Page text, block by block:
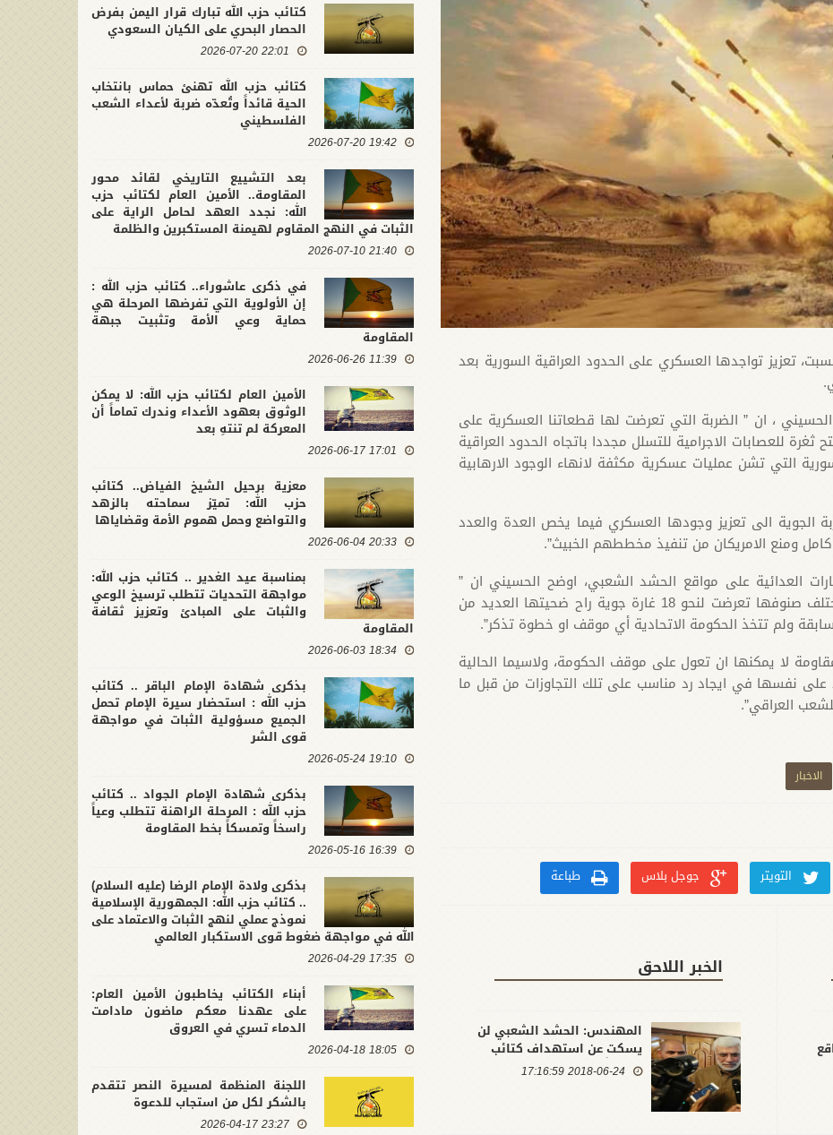
تعزيز تواجدها العسكري على الحدود العراقية السورية بعد
، ان ” الضربة التي تعرضت لها قطعاتنا العسكرية على
للعصابات الاجرامية للتسلل مجددا باتجاه الحدود العراقية
التي تشن عمليات عسكرية مكثفة لانهاء الوجود الارهابية
الجوية الى تعزيز وجودها العسكري فيما يخص العدة والعدد
ومنع الامريكان من تنفيذ مخططهم الخبيث”.
العدائية على مواقع الحشد الشعبي، اوضح الحسيني ان ”
مواقع المقاومة والقوات الامنية العراقية بمختلف صنوفها تعرضت لنحو 18 غارة جوية راح ضحيتها العديد من
ولم تتخذ الحكومة الاتحادية أي موقف او خطوة تذكر”.
لا يمكنها ان تعول على موقف الحكومة، ولاسيما الحالية
على نفسها في ايجاد رد مناسب على تلك التجاوزات من قبل ما
العراقي”.
الاخبار
التويتر جوجل بلاس طباعة
الخبر اللاحق
المهندس: الحشد الشعبي لن
يسكت عن استهداف كتائب
حزب الله..والعمليات المشتركة
2018-06-24 17:16:59
كتائب حزب الله تبارك قرار اليمن بفرض
الحصار البحري على الكيان السعودي
22:01 2026-07-20
كتائب حزب الله تهنئ حماس بانتخاب
الحية قائداً وتُعدّه ضربة لأعداء الشعب
الفلسطيني
19:42 2026-07-20
بعد التشييع التاريخي لقائد محور
المقاومة.. الأمين العام لكتائب حزب
الله: نجدد العهد لحامل الراية على
الثبات في النهج المقاوم لهيمنة المستكبرين والظلمة
21:40 2026-07-10
في ذكرى عاشوراء.. كتائب حزب الله :
إن الأولوية التي تفرضها المرحلة هي
حماية وعي الأمة وتثبيت جبهة
المقاومة
11:39 2026-06-26
الأمين العام لكتائب حزب الله: لا يمكن
الوثوق بعهود الأعداء وندرك تماماً أن
المعركة لم تنتهِ بعد
17:01 2026-06-17
معزية برحيل الشيخ الفياض.. كتائب
حزب الله: تميّز سماحته بالزهد
والتواضع وحمل هموم الأمة وقضاياها
20:33 2026-06-04
بمناسبة عيد الغدير .. كتائب حزب الله:
مواجهة التحديات تتطلب ترسيخ الوعي
والثبات على المبادئ وتعزيز ثقافة
المقاومة
18:34 2026-06-03
بذكرى شهادة الإمام الباقر .. كتائب
حزب الله : استحضار سيرة الإمام تحمل
الجميع مسؤولية الثبات في مواجهة
قوى الشر
19:10 2026-05-24
بذكرى شهادة الإمام الجواد .. كتائب
حزب الله : المرحلة الراهنة تتطلب وعياً
راسخاً وتمسكاً بخط المقاومة
16:39 2026-05-16
بذكرى ولادة الإمام الرضا (عليه السلام)
.. كتائب حزب الله: الجمهورية الإسلامية
نموذج عملي لنهج الثبات والاعتماد على
الله في مواجهة ضغوط قوى الاستكبار العالمي
17:35 2026-04-29
أبناء الكتائب يخاطبون الأمين العام:
على عهدنا معكم ماضون مادامت
الدماء تسري في العروق
18:05 2026-04-18
اللجنة المنظمة لمسيرة النصر تتقدم
بالشكر لكل من استجاب للدعوة
23:27 2026-04-17